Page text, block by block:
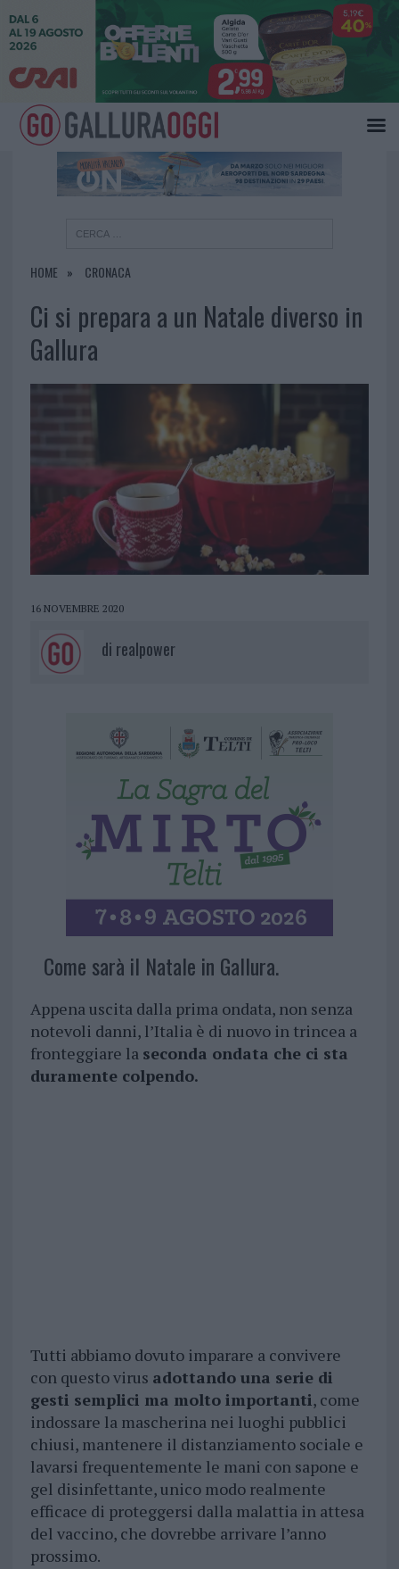
HOME CRONACA
Ci si prepara a un Natale diverso in
Gallura
16 NOVEMBRE 2020
di realpower
Come sarà il Natale in Gallura.
Appena uscita dalla prima ondata, non senza
notevoli danni, l’Italia è di nuovo in trincea a
fronteggiare la seconda ondata che ci sta
duramente colpendo.
Tutti abbiamo dovuto imparare a convivere
con questo virus adottando una serie di
gesti semplici ma molto importanti, come
indossare la mascherina nei luoghi pubblici
chiusi, mantenere il distanziamento sociale e
lavarsi frequentemente le mani con sapone e
gel disinfettante, unico modo realmente
efficace di proteggersi dalla malattia in attesa
del vaccino, che dovrebbe arrivare l’anno
prossimo.
×